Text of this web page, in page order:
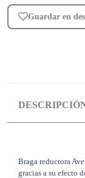
Guardar en
Braga reductora
gracias a su efecto